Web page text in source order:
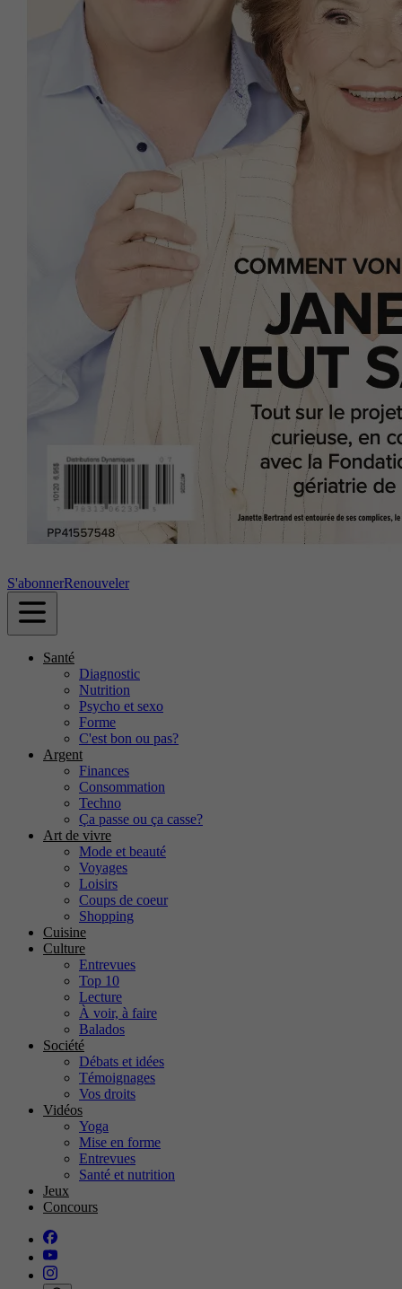
S'abonnerRenouveler
Santé
Diagnostic
Nutrition
Psycho et sexo
Forme
C'est bon ou pas?
Argent
Finances
Consommation
Techno
Ça passe ou ça casse?
Art de vivre
Mode et beauté
Voyages
Loisirs
Coups de coeur
Shopping
Cuisine
Culture
Entrevues
Top 10
Lecture
À voir, à faire
Balados
Société
Débats et idées
Témoignages
Vos droits
Vidéos
Yoga
Mise en forme
Entrevues
Santé et nutrition
Jeux
Concours